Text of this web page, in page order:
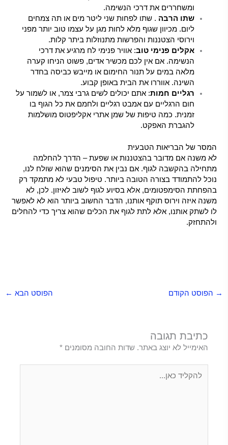
ומשחררים את דרכי הנשימה.
שתו הרבה . שתו לפחות שני ליטר מים או תה צמחים
ליום. מכיוון שגוף מלא לחות מגן על עצמו טוב יותר מפני
וירוסי הצטננות והפרשות מתנוזלות ביתר קלות.
אקלים פנימי טוב: אוויר פנימי לח מרגיע את דרכי
הנשימה. אם אין לכם מכשיר אדים, פשוט הניחו קערה
מלאה במים על תנור החימום או מייבש כביסה בחדר
השינה. אווררו את הבית באופן קבוע.
רגליים חמות: אתם יכולים לשים גרבי צמר, או לשמור על
חום הרגליים עם אמבט רגליים ולחמם את כל הגוף בו
זמנית. כמה טיפות של שמן אתרי אקליפטוס מושלמות
להגברת האפקט.
המסר של הבריאות הטבעית
לא משנה אם מדובר בהצטננות או שפעת – הדרך להחלמה
מתחילה בהקשבה לגוף. אם נבין את הסימנים שהוא שולח לנו,
נוכל להתמודד בצורה הטובה ביותר. טיפול טבעי לא מתמקד רק
בהפחתת הסימפטומים, אלא בסיוע לגוף לשוב לאיזון. לכן, לא
משנה איזה וירוס תוקף אותנו, הדבר החשוב ביותר הוא לא לאפשר
לו לשתק אותנו, אלא לתת לגוף את הכלים שהוא צריך כדי להחלים
ולהתחזק.
→ הפוסט הקודם הפוסט הבא ←
כתיבת תגובה
האימייל לא יוצג באתר. שדות החובה מסומנים*
כאן...